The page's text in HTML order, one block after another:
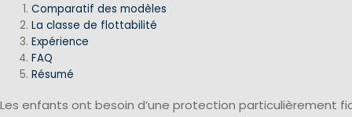
Comparatif des modèles
La classe de flottabilité
Expérience
FAQ
Résumé
Les enfants ont besoin d’une protection particulièrement